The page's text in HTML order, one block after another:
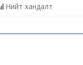
Нийт хандалт